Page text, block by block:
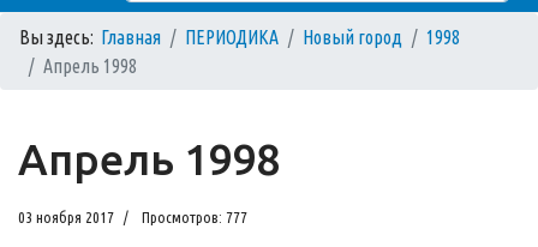
Вы здесь: Главная ПЕРИОДИКА Новый город
1998
Апрель 1998
Апрель 1998
03 ноября 2017 Просмотров: 777